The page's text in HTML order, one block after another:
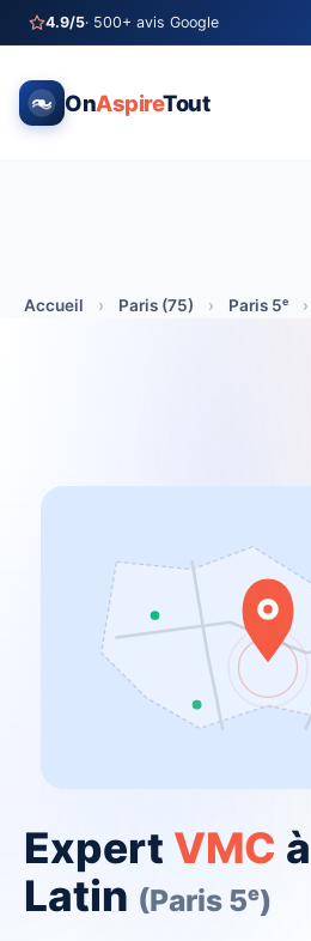
4.9/5· 500+ avis Google
OnAspireTout
Accueil › Paris (75) › Paris 5ᵉ ›
Expert VMC
Latin (Paris 5ᵉ)